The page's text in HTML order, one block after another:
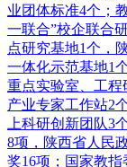
业团体标准4个；
一联合”校企联合
点研究基地1个，
一体化示范基地1
重点实验室、工
产业专家工作站2
上科研创新团队3
8项，陕西省人民
奖16项；国家教